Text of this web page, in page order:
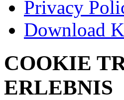
Privacy
Download
COOKIE
ERLEBNIS